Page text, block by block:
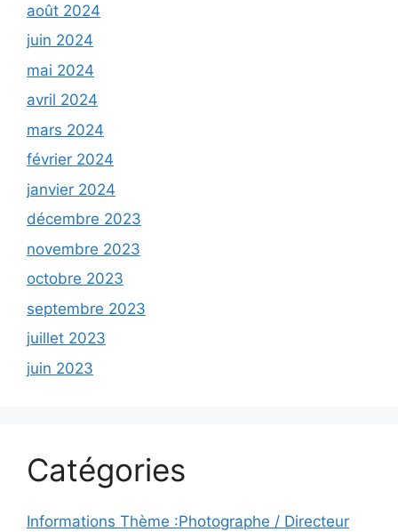
août 2024
juin 2024
mai 2024
avril 2024
mars 2024
février 2024
janvier 2024
décembre 2023
novembre 2023
octobre 2023
septembre 2023
juillet 2023
juin 2023
Catégories
Informations Thème :Photographe / Directeur